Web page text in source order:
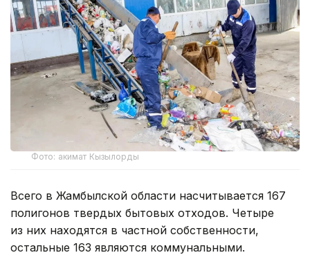
Фото: акимат Кызылорды
Всего в Жамбылской области насчитывается 167
полигонов твердых бытовых отходов. Четыре
из них находятся в частной собственности,
остальные 163 являются коммунальными.